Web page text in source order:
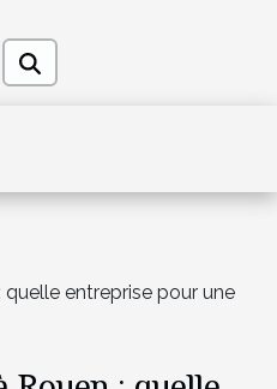
quelle entreprise pour une